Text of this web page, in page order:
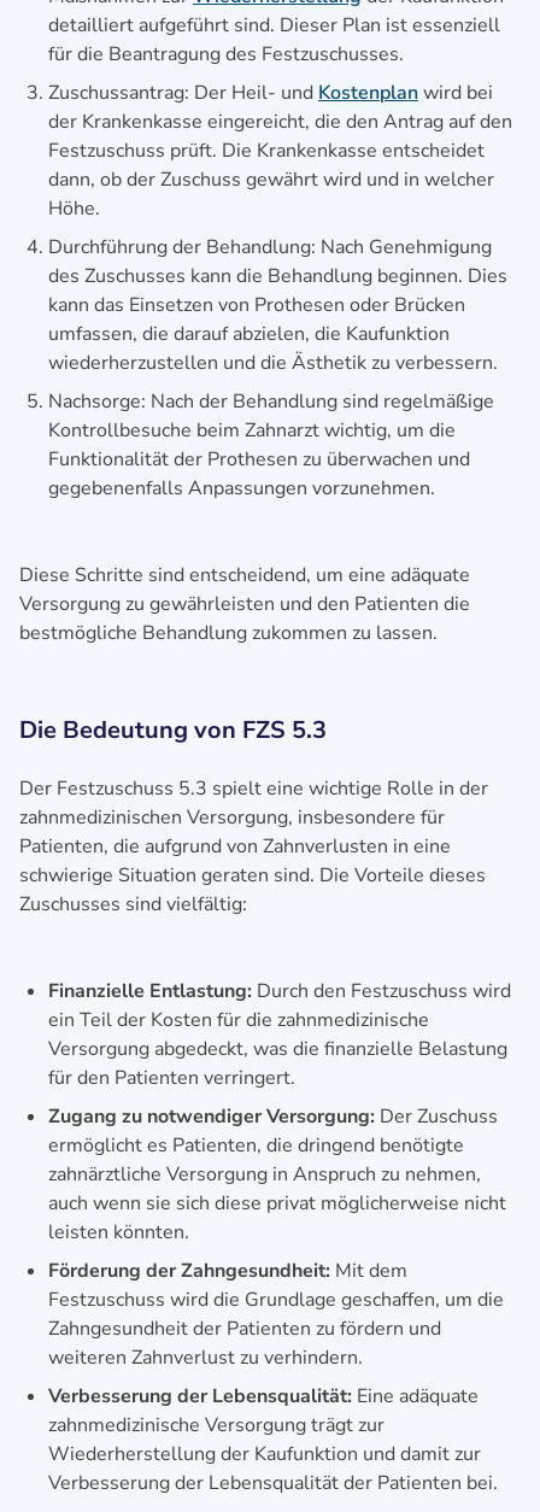
detailliert aufgeführt sind. Dieser Plan ist essenziell
für die Beantragung des Festzuschusses.
Zuschussantrag: Der Heil- und Kostenplanwird bei
der Krankenkasse eingereicht, die den Antrag auf den
Festzuschuss prüft. Die Krankenkasse entscheidet
dann, ob der Zuschuss gewährt wird und in welcher
Höhe.
Durchführung der Behandlung: Nach Genehmigung
des Zuschusses kann die Behandlung beginnen. Dies
kann das Einsetzen von Prothesen oder Brücken
umfassen, die darauf abzielen, die Kaufunktion
wiederherzustellen und die Ästhetik zu verbessern.
Nachsorge: Nach der Behandlung sind regelmäßige
Kontrollbesuche beim Zahnarzt wichtig, um die
Funktionalität der Prothesen zu überwachen und
gegebenenfalls Anpassungen vorzunehmen.
Diese Schritte sind entscheidend, um eine adäquate
Versorgung zu gewährleisten und den Patienten die
bestmögliche Behandlung zukommen zu lassen.
Die Bedeutung von FZS 5.3
Der Festzuschuss 5.3 spielt eine wichtige Rolle in der
zahnmedizinischen Versorgung, insbesondere für
Patienten, die aufgrund von Zahnverlusten in eine
schwierige Situation geraten sind. Die Vorteile dieses
Zuschusses sind vielfältig:
Finanzielle Entlastung: Durch den Festzuschuss wird
ein Teil der Kosten für die zahnmedizinische
Versorgung abgedeckt, was die finanzielle Belastung
für den Patienten verringert.
Zugang zu notwendiger Versorgung: Der Zuschuss
ermöglicht es Patienten, die dringend benötigte
zahnärztliche Versorgung in Anspruch zu nehmen,
auch wenn sie sich diese privat möglicherweise nicht
leisten könnten.
Förderung der Zahngesundheit: Mit dem
Festzuschuss wird die Grundlage geschaffen, um die
Zahngesundheit der Patienten zu fördern und
weiteren Zahnverlust zu verhindern.
Verbesserung der Lebensqualität: Eine adäquate
zahnmedizinische Versorgung trägt zur
Wiederherstellung der Kaufunktion und damit zur
Verbesserung der Lebensqualität der Patienten bei.